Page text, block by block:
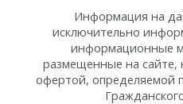
Информация на
исключительно
информационные
размещенные на сайте,
офертой, определяемой